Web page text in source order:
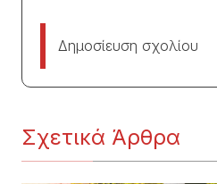
Δημοσίευση σχολίου
Σχετικά Άρθρα